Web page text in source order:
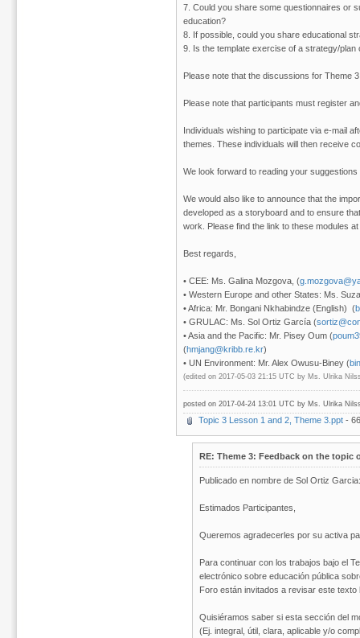
7. Could you share some questionnaires or
education?
8. If possible, could you share educational
9. Is the template exercise of a strategy/
Please note that the discussions for Theme
Please note that participants must register
Individuals wishing to participate via e-mail
themes. These individuals will then receive
We look forward to reading your
We would also like to announce that the
developed as a storyboard and to ensure
work. Please find the link to these modules at
Best regards,
• CEE: Ms. Galina Mozgova, (
• Western Europe and other States: Ms.
• Africa: Mr. Bongani Nkhabindze (English) (
• GRULAC: Ms. Sol Ortiz García (
• Asia and the Pacific: Mr. Pisey Oum (
(hmjang@kribb.re.kr)
• UN Environment: Mr. Alex Owusu-Biney (
(edited on 2017-05-03 21:15 UTC by Ms. Ulrika
posted on 2017-04-24 13:01 UTC by Ms. Ulrika
Topic 3 Lesson 1 and 2, Theme 3.ppt -
RE: Theme 3: Feedback on the
Publicado en nombre de Sol Ortiz Garcia:
Estimados Participantes,
Queremos agradecerles por su activa
Para continuar con los trabajos bajo el
electrónico sobre educación pública
Foro están invitados a revisar este
Quisiéramos saber si esta sección del
(Ej. integral, útil, clara, aplicable y/o